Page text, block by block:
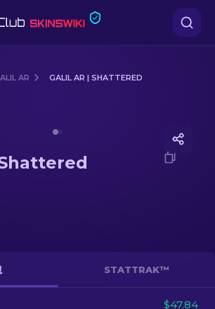
イフル
AR GALIL AR | SHATTERED
STATTRAK™
$47.84